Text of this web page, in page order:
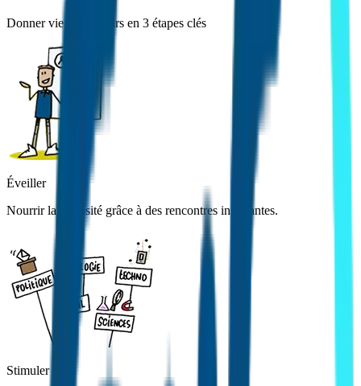
Donner vie aux savoirs en 3 étapes clés
Éveiller
Nourrir la curiosité grâce à des rencontres inspirantes.
Stimuler